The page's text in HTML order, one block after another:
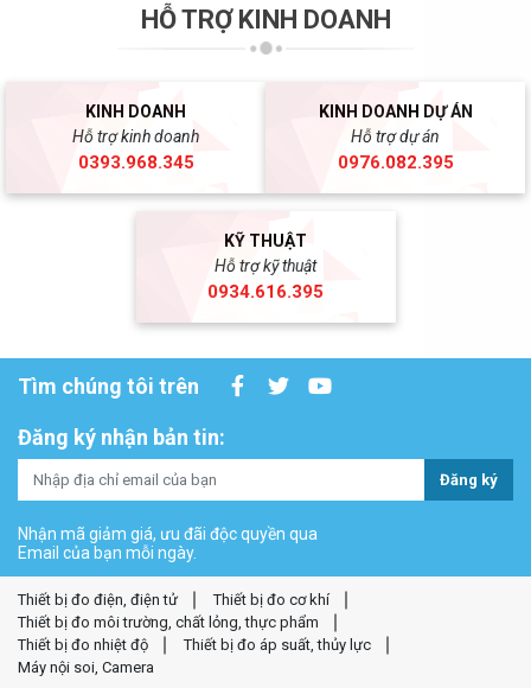
HỖ TRỢ KINH DOANH
KINH DOANH
Hỗ trợ kinh doanh
0393.968.345
KINH DOANH DỰ ÁN
Hỗ trợ dự án
0976.082.395
KỸ THUẬT
Hỗ trợ kỹ thuật
0934.616.395
Tìm chúng tôi trên
Đăng ký nhận bản tin:
Đăng ký
Nhận mã giảm giá, ưu đãi độc quyền qua
Email của bạn mỗi ngày.
Thiết bị đo điện, điện tử
Thiết bị đo cơ khí
Thiết bị đo môi trường, chất lỏng, thực phẩm
Thiết bị đo nhiệt độ
Thiết bị đo áp suất, thủy lực
Máy nội soi, Camera